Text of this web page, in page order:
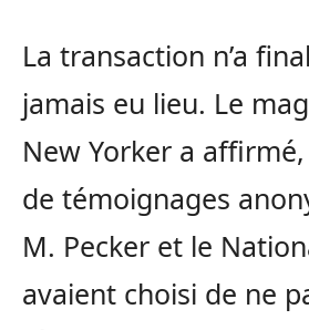
La transaction n’a
jamais eu lieu. Le
New Yorker a
de témoignages
M. Pecker et le
avaient choisi de ne